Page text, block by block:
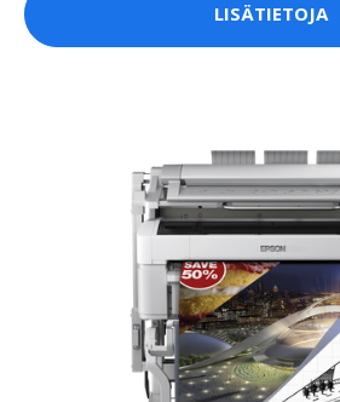
LISÄTIETOJA